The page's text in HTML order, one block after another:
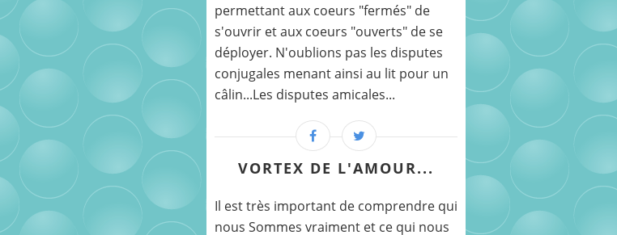
permettant aux coeurs "fermés" de
s'ouvrir et aux coeurs "ouverts" de se
déployer. N'oublions pas les disputes
conjugales menant ainsi au lit pour un
câlin...Les disputes amicales...
VORTEX DE L'AMOUR...
Il est très important de comprendre qui
nous Sommes vraiment et ce qui nous